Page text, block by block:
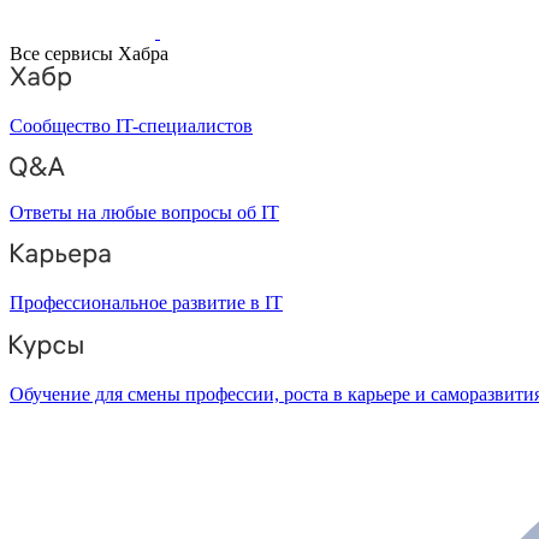
Все сервисы Хабра
Сообщество IT-специалистов
Ответы на любые вопросы об IT
Профессиональное развитие в IT
Обучение для смены профессии, роста в карьере и